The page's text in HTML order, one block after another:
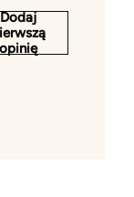
Dodaj
opinię